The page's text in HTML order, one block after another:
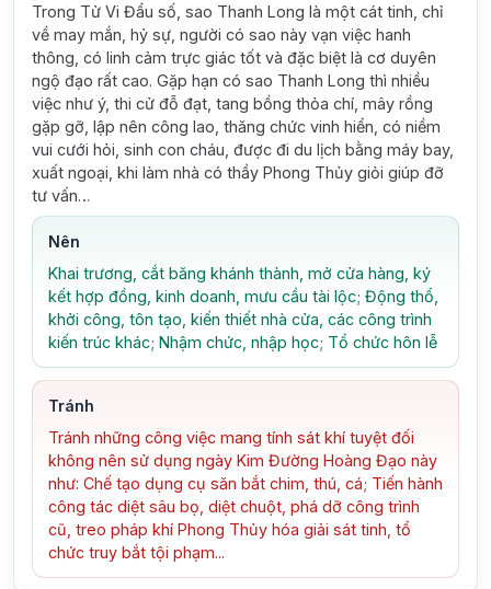
Trong Tử Vi Đẩu số, sao Thanh Long là một cát tinh, chỉ
về may mắn, hỷ sự, người có sao này vạn việc hanh
thông, có linh cảm trực giác tốt và đặc biệt là cơ duyên
ngộ đạo rất cao. Gặp hạn có sao Thanh Long thì nhiều
việc như ý, thi cử đỗ đạt, tang bồng thỏa chí, mây rồng
gặp gỡ, lập nên công lao, thăng chức vinh hiển, có niềm
vui cưới hỏi, sinh con cháu, được đi du lịch bằng máy bay,
xuất ngoại, khi làm nhà có thầy Phong Thủy giỏi giúp đỡ
tư vấn…
Nên
Khai trương, cắt băng khánh thành, mở cửa hàng, ký
kết hợp đồng, kinh doanh, mưu cầu tài lộc; Động thổ,
khởi công, tôn tạo, kiến thiết nhà cửa, các công trình
kiến trúc khác; Nhậm chức, nhập học; Tổ chức hôn lễ
Tránh
Tránh những công việc mang tính sát khí tuyệt đối
không nên sử dụng ngày Kim Đường Hoàng Đạo này
như: Chế tạo dụng cụ săn bắt chim, thú, cá; Tiến hành
công tác diệt sâu bọ, diệt chuột, phá dỡ công trình
cũ, treo pháp khí Phong Thủy hóa giải sát tinh, tổ
chức truy bắt tội phạm...